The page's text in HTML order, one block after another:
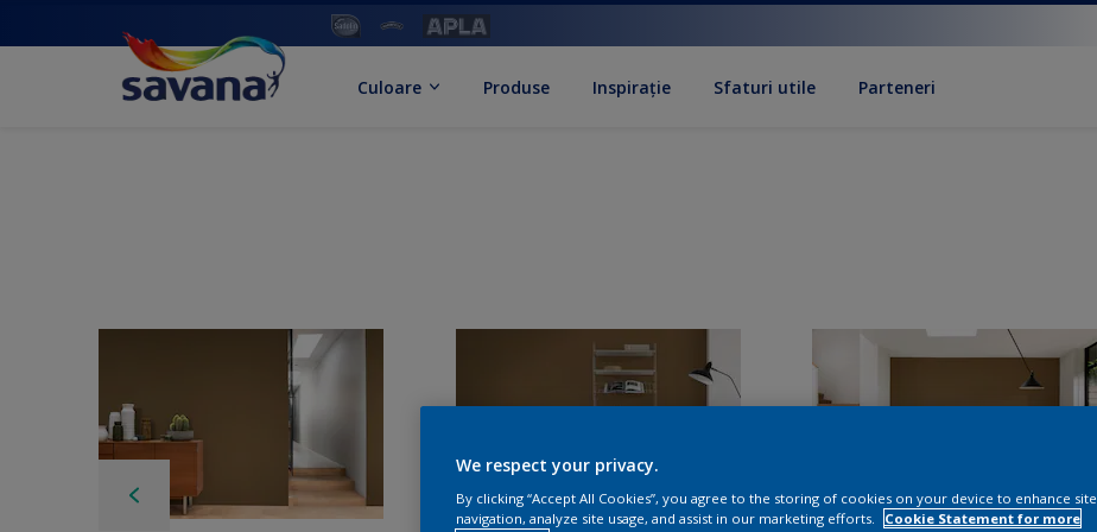
Culoare Produse Inspirație Sfaturi utile Parteneri
We respect your privacy.
By clicking “Accept All Cookies”, you agree to the storing of cookies on your device to enhance site
navigation, analyze site usage, and assist in our marketing efforts.
Cookie Statement for more